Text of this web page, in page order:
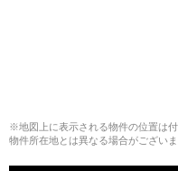
※地図上に表示される物件の位置は
物件所在地とは異なる場合がございま